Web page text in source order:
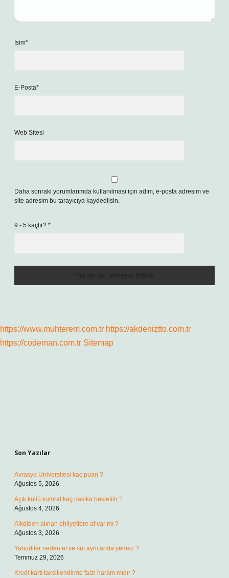
İsim*
E-Posta*
Web Sitesi
Daha sonraki yorumlarımda kullanılması için adım, e-posta adresim ve
site adresim bu tarayıcıya kaydedilsin.
9 - 5 kaçtır? *
https://www.muhterem.com.tr https://akdeniztto.com.tr
https://codeman.com.tr Sitemap
Son Yazılar
Avrasya Üniversitesi kaç puan ?
Ağustos 5, 2026
Açık küllü kumral kaç dakika bekletilir ?
Ağustos 4, 2026
Alkolden alınan ehliyetlere af var mı ?
Ağustos 3, 2026
Yahudiler neden et ve süt aynı anda yemez ?
Temmuz 29, 2026
Kredi kartı taksitlendirme faizi haram mıdır ?